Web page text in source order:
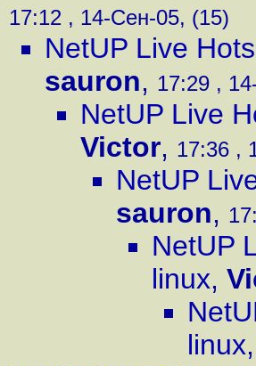
17:12 , 14-Сен-05, (15)
NetUP Live
sauron, 17:29 ,
NetUP Live
Victor, 17:36 ,
NetUP
sauron,
NetUP
linux,
linux